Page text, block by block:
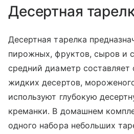
Десертная
Десертная тарелка
пирожных, фруктов, сыров и
средний диаметр
жидких десертов,
используют глубокую
креманки. В домашнем
одного набора небольших